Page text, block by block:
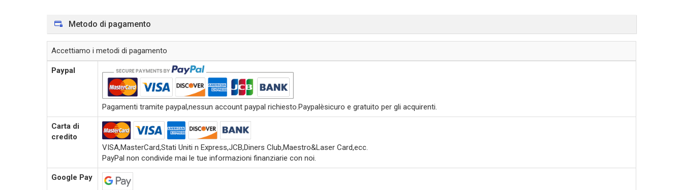
Metodo di pagamento
Accettiamo i metodi di pagamento
Paypal
Pagamenti tramite paypal,nessun account paypal richiesto.Paypalèsicuro e gratuito per gli acquirenti.
Carta di
credito
VISA,MasterCard,Stati Uniti n Express,JCB,Diners Club,Maestro&Laser Card,ecc.
PayPal non condivide mai le tue informazioni finanziarie con noi.
Google Pay